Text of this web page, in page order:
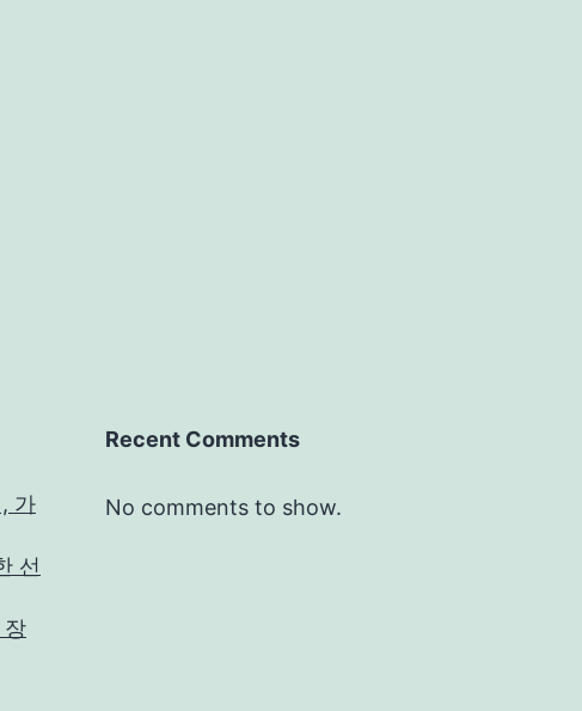
가
선
장
Recent Comments
No comments to show.